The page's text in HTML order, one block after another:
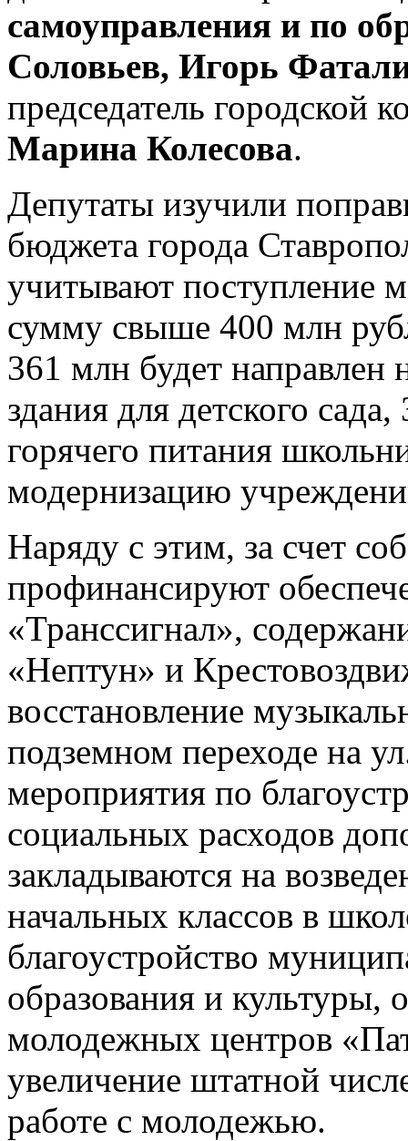
самоуправления и по
Соловьев, Игорь
председатель городской
Марина Колесова.
Депутаты изучили
бюджета города
учитывают поступление
сумму свыше 400 млн
361 млн будет направлен
здания для детского
горячего питания
модернизацию
Наряду с этим, за счет
профинансируют
«Транссигнал»,
«Нептун» и
восстановление
подземном переходе на
мероприятия по
социальных расходов
закладываются на
начальных классов в
благоустройство
образования и культуры,
молодежных центров
увеличение штатной
работе с молодежью.